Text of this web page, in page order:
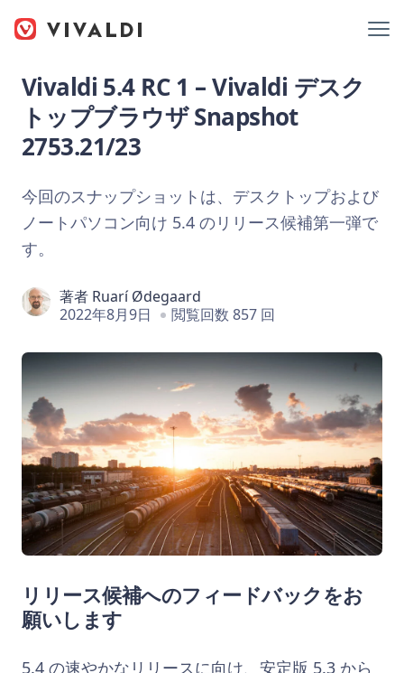
Vivaldi 5.4 RC 1 – Vivaldi デスク
トップブラウザ Snapshot
2753.21/23
今回のスナップショットは、デスクトップおよび
ノートパソコン向け 5.4 のリリース候補第一弾で
す。
著者 Ruarí Ødegaard
2022年8月9日
閲覧回数 857 回
リリース候補へのフィードバックをお
願いします
5.4 の速やかなリリースに向け、安定版 5.3 から